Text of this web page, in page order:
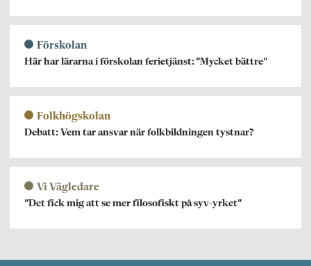
Förskolan
Här har lärarna i förskolan ferietjänst: ”Mycket bättre”
Folkhögskolan
Debatt: Vem tar ansvar när folkbildningen tystnar?
Vi Vägledare
”Det fick mig att se mer filosofiskt på syv-yrket”